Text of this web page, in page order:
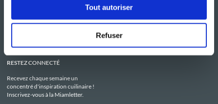
Tout autoriser
Refuser
Le Mag'
Boutique
C.G.U
Politique de confidentialité
Utilisation des Cookies
RESTEZ CONNECTÉ
Recevez chaque semaine un
concentré d'inspiration cuilinaire !
Inscrivez-vous à la Miamletter.